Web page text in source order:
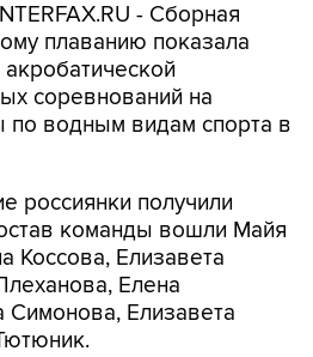
- Сборная
плаванию показала
соревнований на
по водным видам спорта в
россиянки получили
команды вошли Майя
Коссова, Елизавета
Елена
Елизавета